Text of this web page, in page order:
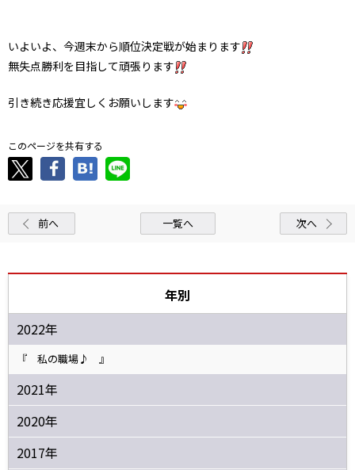
いよいよ、今週末から順位決定戦が始まります
無失点勝利を目指して頑張ります
引き続き応援宜しくお願いします
このページを共有する
前へ 一覧へ 次へ
年別
2022年
『 私の職場♪ 』
2021年
2020年
2017年